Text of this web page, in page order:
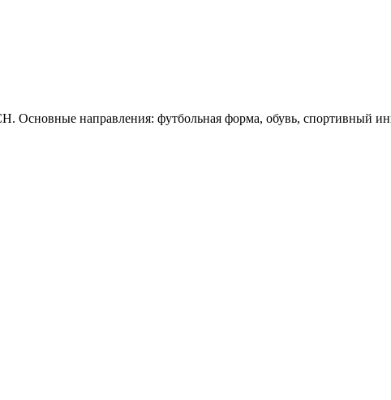
Основные направления: футбольная форма, обувь, спортивный